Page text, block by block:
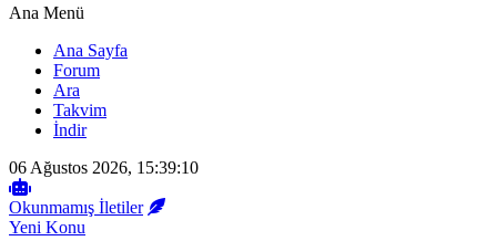
Ana Menü
Ana Sayfa
Forum
Ara
Takvim
İndir
06 Ağustos 2026, 15:39:10
Okunmamış İletiler
Yeni Konu